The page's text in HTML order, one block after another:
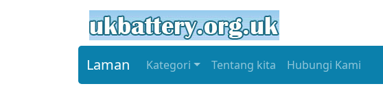
Laman Kategori Tentang kita Hubungi Kami